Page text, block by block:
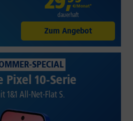
€/Monat*
dauerhaft
Zum Angebot
SPECIAL
Pixel 10-Serie
1&1 All-Net-Flat S.